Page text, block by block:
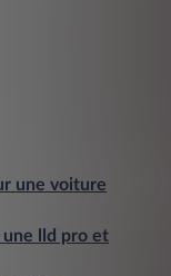
une voiture
lld pro et